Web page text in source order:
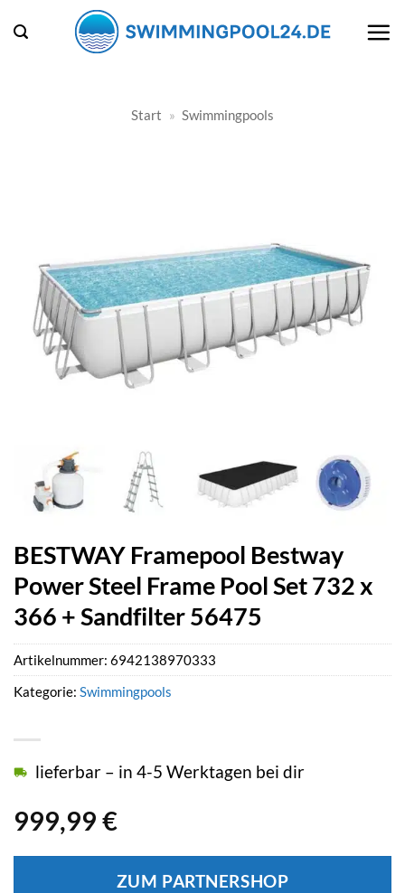
Inhalt
Start » Swimmingpools
BESTWAY Framepool Bestway
Power Steel Frame Pool Set 732 x
366 + Sandfilter 56475
999,99 €
lieferbar – in 4-5 Werktagen bei dir
ZUM PARTNERSHOP
Artikelnummer: 6942138970333
Kategorie: Swimmingpools